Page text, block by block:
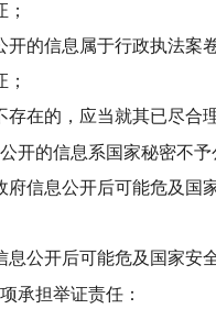
信息属于行政执法案
的，应当就其已尽合
开的信息系国家秘密不
息公开后可能危及国
开后可能危及国家安
承担举证责任：